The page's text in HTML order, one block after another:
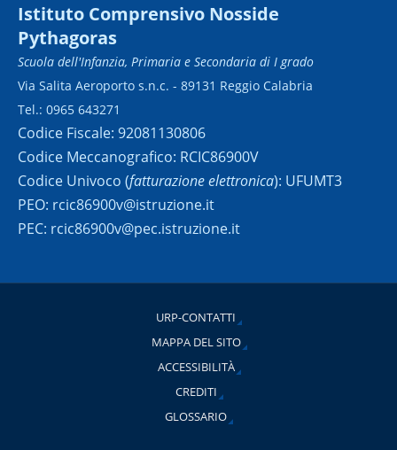
Istituto Comprensivo Nosside
Pythagoras
Scuola dell'Infanzia, Primaria e Secondaria di I grado
Via Salita Aeroporto s.n.c. - 89131 Reggio Calabria
Tel.: 0965 643271
Codice Fiscale: 92081130806
Codice Meccanografico: RCIC86900V
Codice Univoco (fatturazione elettronica): UFUMT3
PEO: rcic86900v@istruzione.it
PEC: rcic86900v@pec.istruzione.it
URP-CONTATTI
MAPPA DEL SITO
ACCESSIBILITÀ
CREDITI
GLOSSARIO